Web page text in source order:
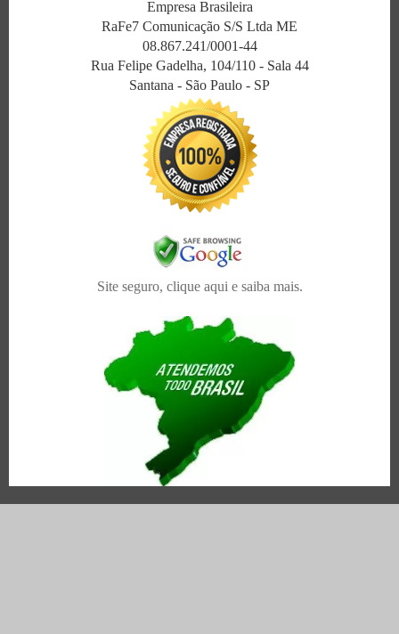
Empresa Brasileira
RaFe7 Comunicação S/S Ltda ME
08.867.241/0001-44
Rua Felipe Gadelha, 104/110 - Sala 44
Santana - São Paulo - SP
Site seguro, clique aqui e saiba mais.